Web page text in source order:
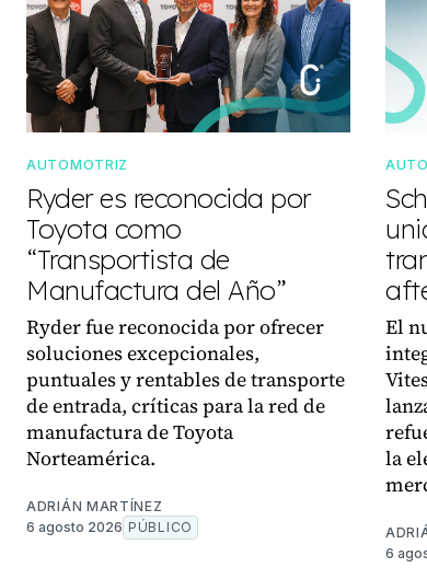
AUTOMOTRIZ
Ryder es reconocida por
Toyota como
“Transportista de
Manufactura del Año”
Ryder fue reconocida por ofrecer
soluciones excepcionales,
puntuales y rentables de transporte
de entrada, críticas para la red de
manufactura de Toyota
Norteamérica.
ADRIÁN MARTÍNEZ
6 agosto 2026 PÚBLICO
El
la
6